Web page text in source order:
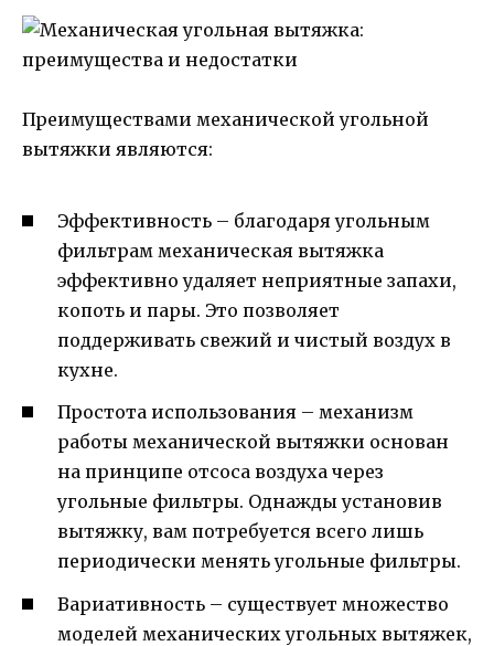
Преимуществами механической угольной
вытяжки являются:
Эффективность – благодаря угольным
фильтрам механическая вытяжка
эффективно удаляет неприятные запахи,
копоть и пары. Это позволяет
поддерживать свежий и чистый воздух в
кухне.
Простота использования – механизм
работы механической вытяжки основан
на принципе отсоса воздуха через
угольные фильтры. Однажды установив
вытяжку, вам потребуется всего лишь
периодически менять угольные фильтры.
Вариативность – существует множество
моделей механических угольных вытяжек,